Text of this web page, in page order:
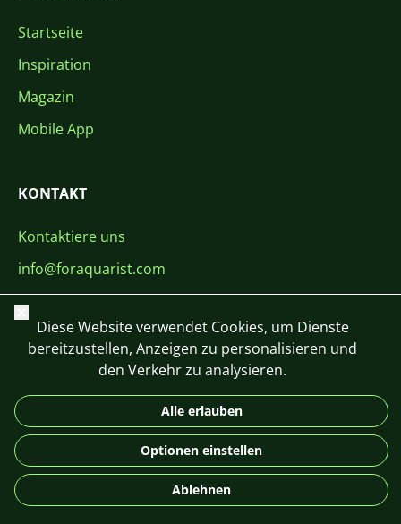
Startseite
Inspiration
Magazin
Mobile App
KONTAKT
Kontaktiere uns
info@foraquarist.com
+420 603 449 602
CS SK EN PL DE
© 2026 For Aquarist
Schließen
Diese Website verwendet Cookies, um Dienste
bereitzustellen, Anzeigen zu personalisieren und
den Verkehr zu analysieren.
Alle erlauben
Optionen einstellen
Ablehnen